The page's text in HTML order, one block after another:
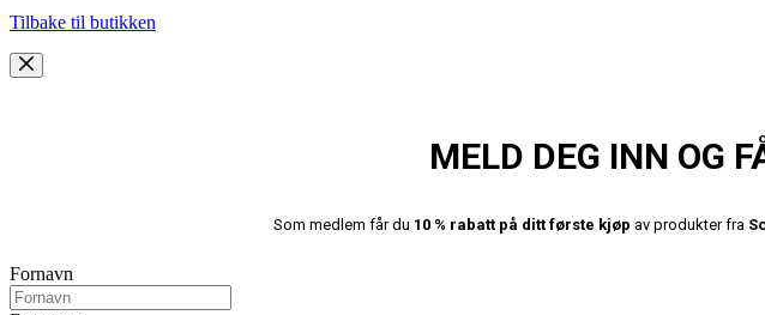
Tilbake til butikken
MELD DEG INN OG
Som medlem får du 10 % rabatt på ditt første kjøp av produkter fra
Fornavn